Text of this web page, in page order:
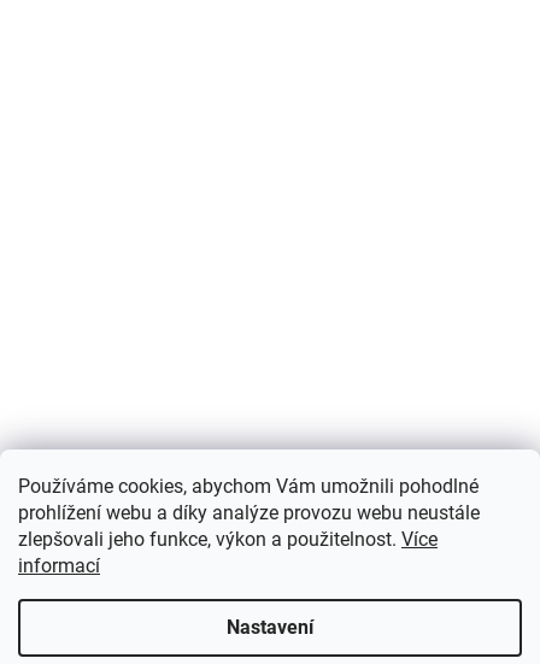
Používáme cookies, abychom Vám umožnili pohodlné
prohlížení webu a díky analýze provozu webu neustále
zlepšovali jeho funkce, výkon a použitelnost. Více
informací
Nastavení